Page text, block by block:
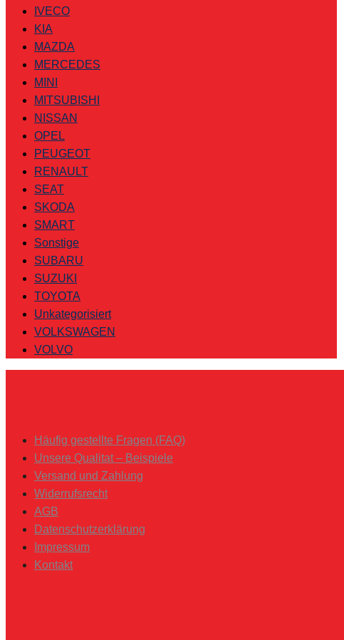
IVECO
KIA
MAZDA
MERCEDES
MINI
MITSUBISHI
NISSAN
OPEL
PEUGEOT
RENAULT
SEAT
SKODA
SMART
Sonstige
SUBARU
SUZUKI
TOYOTA
Unkategorisiert
VOLKSWAGEN
VOLVO
Häufig gestellte Fragen (FAQ)
Unsere Qualitat – Beispiele
Versand und Zahlung
Widerrufsrecht
AGB
Datenschutzerklärung
Impressum
Kontakt